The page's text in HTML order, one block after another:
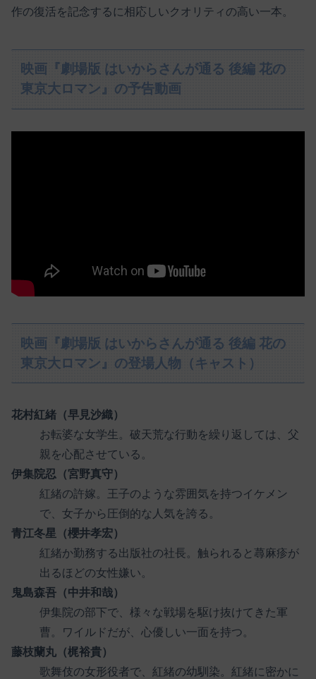
作の復活を記念するに相応しいクオリティの高い一本。
映画『劇場版 はいからさんが通る 後編 花の
東京大ロマン』の予告動画
映画『劇場版 はいからさんが通る 後編 花の
東京大ロマン』の登場人物（キャスト）
花村紅緒（早見沙織）
お転婆な女学生。破天荒な行動を繰り返しては、父
親を心配させている。
伊集院忍（宮野真守）
紅緒の許嫁。王子のような雰囲気を持つイケメン
で、女子から圧倒的な人気を誇る。
青江冬星（櫻井孝宏）
紅緒か勤務する出版社の社長。触られると蕁麻疹が
出るほどの女性嫌い。
鬼島森吾（中井和哉）
伊集院の部下で、様々な戦場を駆け抜けてきた軍
曹。ワイルドだが、心優しい一面を持つ。
藤枝蘭丸（梶裕貴）
歌舞伎の女形役者で、紅緒の幼馴染。紅緒に密かに